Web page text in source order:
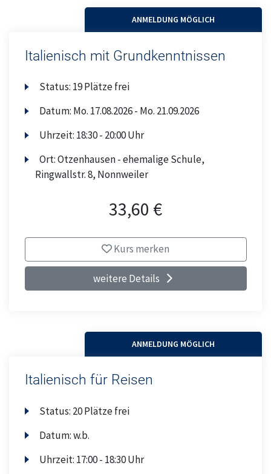
ANMELDUNG MÖGLICH
Italienisch mit Grundkenntnissen
Status: 19 Plätze frei
Datum: Mo. 17.08.2026 - Mo. 21.09.2026
Uhrzeit: 18:30 - 20:00 Uhr
Ort:Otzenhausen - ehemalige Schule,
Ringwallstr. 8, Nonnweiler
33,60 €
Kurs merken
weitere Details
ANMELDUNG MÖGLICH
Italienisch für Reisen
Status: 20 Plätze frei
Datum:w.b.
Uhrzeit: 17:00 - 18:30 Uhr